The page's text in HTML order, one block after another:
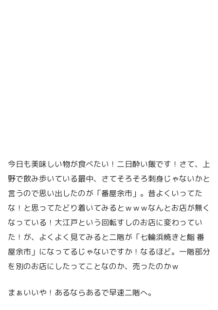
今日も美味しい物が食べたい！二日酔い飯です！さて、上
野で飲み歩いている最中、さてそろそろ刺身じゃないかと
言うので思い出したのが「番屋余市」。昔よくいってた
な！と思ってたどり着いてみるとｗｗｗなんとお店が無く
なっている！大江戸という回転すしのお店に変わってい
た！が、よくよく見てみると二階が「七輪浜焼きと鮨 番
屋余市」になってるじゃないですか！なるほど。一階部分
を別のお店にしたってことなのか、売ったのかｗ
まぁいいや！あるならあるで早速二階へ。